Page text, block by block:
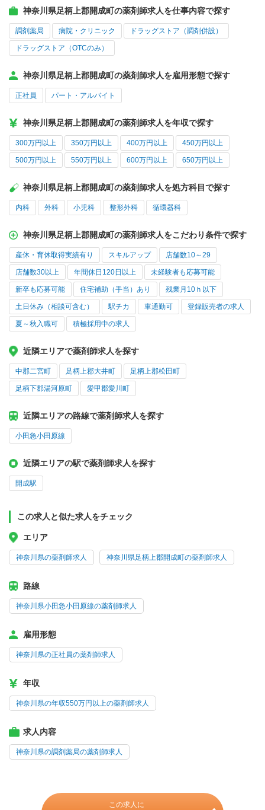
神奈川県足柄上郡開成町の薬剤師求人を仕事内容で探す
調剤薬局 病院・クリニック ドラッグストア（調剤併設）
ドラッグストア（OTCのみ）
神奈川県足柄上郡開成町の薬剤師求人を雇用形態で探す
正社員 パート・アルバイト
神奈川県足柄上郡開成町の薬剤師求人を年収で探す
300万円以上 350万円以上 400万円以上 450万円以上
500万円以上 550万円以上 600万円以上 650万円以上
神奈川県足柄上郡開成町の薬剤師求人を処方科目で探す
内科 外科 小児科 整形外科 循環器科
神奈川県足柄上郡開成町の薬剤師求人をこだわり条件で探す
産休・育休取得実績有り スキルアップ 店舗数10～29
店舗数30以上 年間休日120日以上 未経験者も応募可能
新卒も応募可能 住宅補助（手当）あり 残業月10ｈ以下
土日休み（相談可含む） 駅チカ 車通勤可 登録販売者の求人
夏～秋入職可 積極採用中の求人
近隣エリアで薬剤師求人を探す
中郡二宮町 足柄上郡大井町 足柄上郡松田町
足柄下郡湯河原町 愛甲郡愛川町
近隣エリアの路線で薬剤師求人を探す
小田急小田原線
近隣エリアの駅で薬剤師求人を探す
開成駅
この求人と似た求人をチェック
エリア
神奈川県の薬剤師求人 神奈川県足柄上郡開成町の薬剤師求人
路線
神奈川県小田急小田原線の薬剤師求人
雇用形態
神奈川県の正社員の薬剤師求人
年収
神奈川県の年収550万円以上の薬剤師求人
求人内容
神奈川県の調剤薬局の薬剤師求人
この求人に